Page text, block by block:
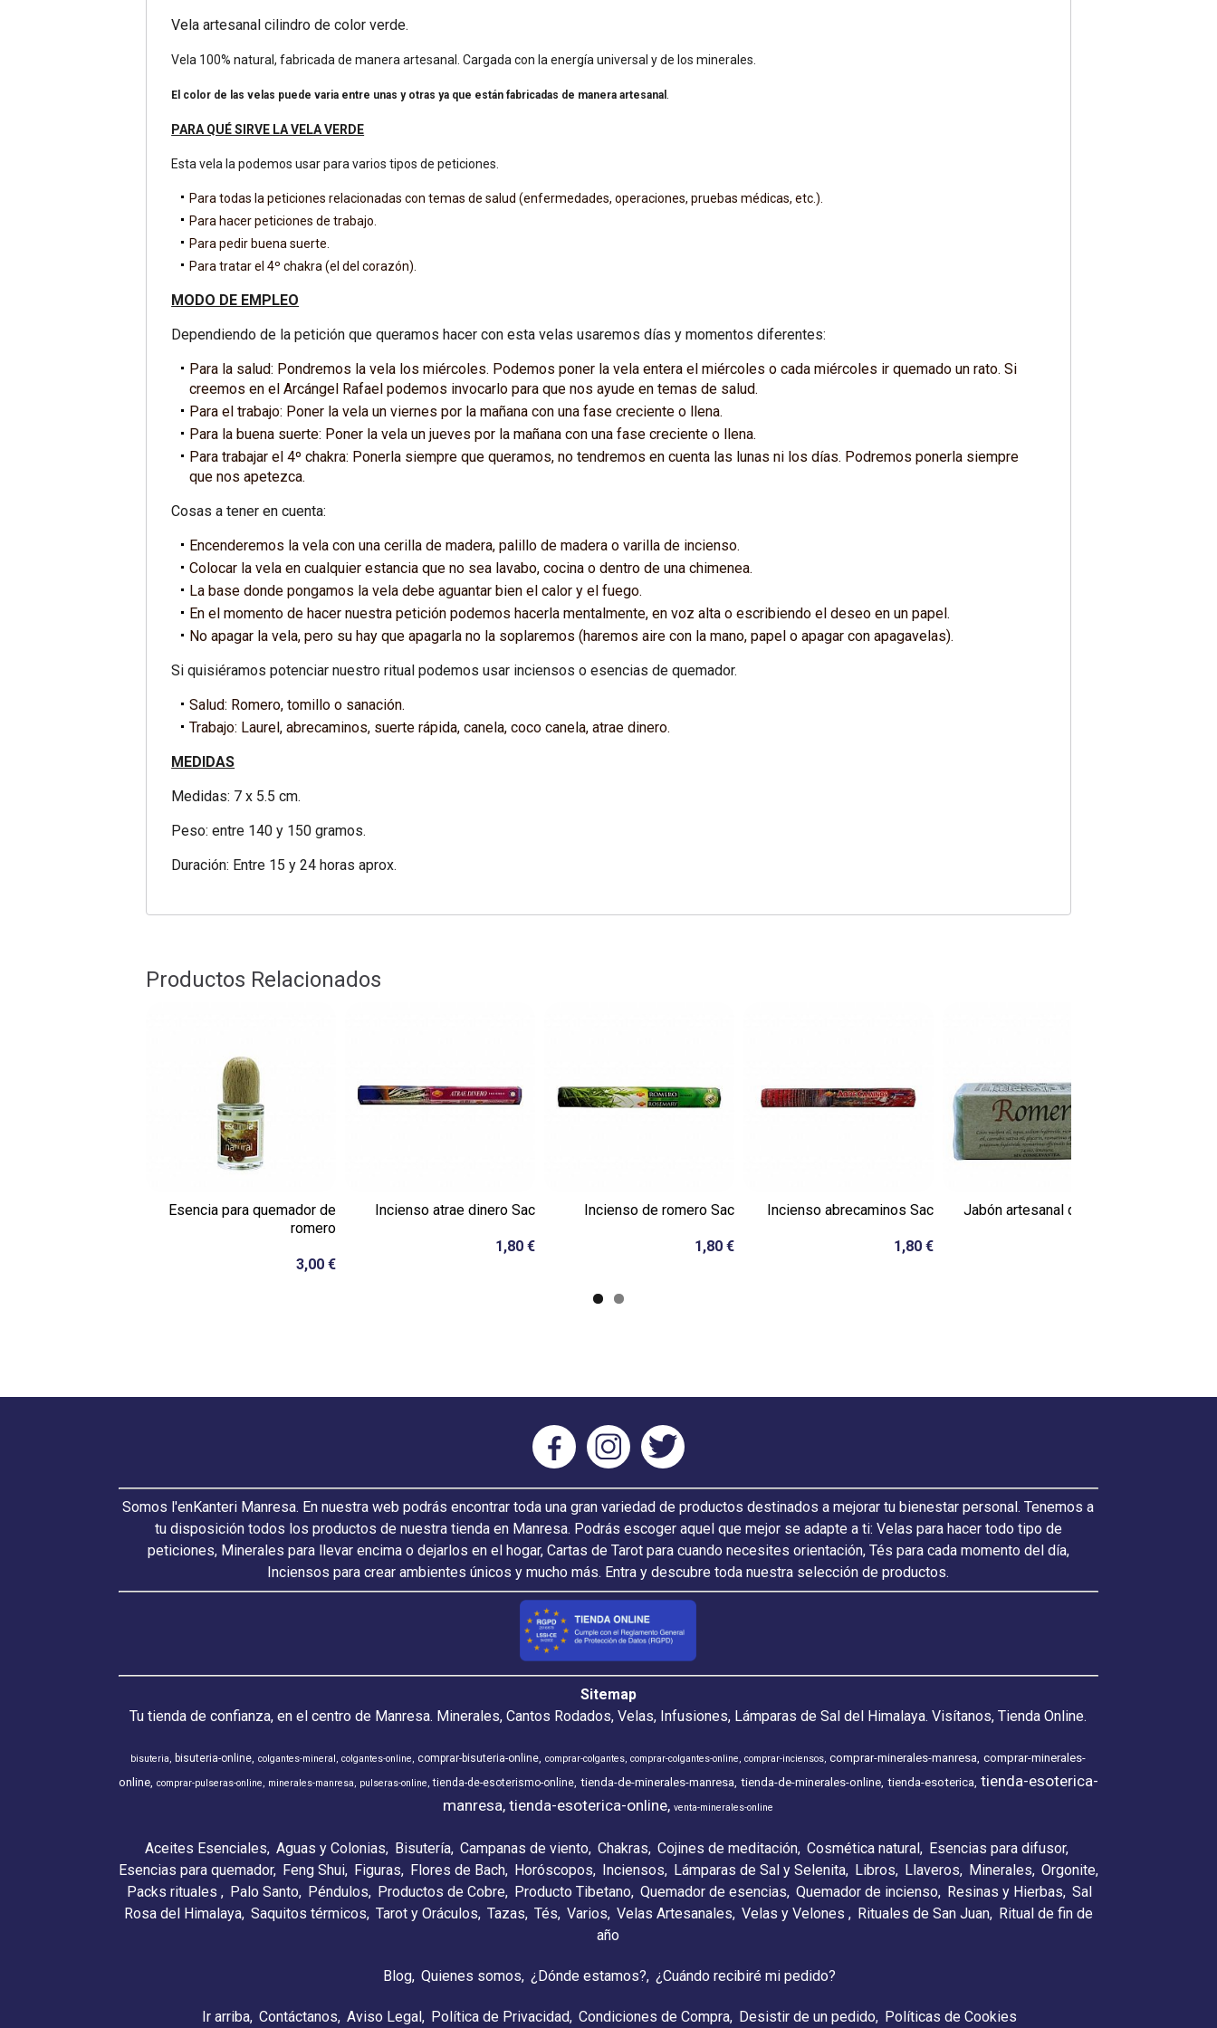
Vela artesanal cilindro de color verde.
Vela 100% natural, fabricada de manera artesanal. Cargada con la energía universal y de los minerales.
El color de las velas puede varia entre unas y otras ya que están fabricadas de manera artesanal
PARA QUÉ SIRVE LA VELA VERDE
Esta vela la podemos usar para varios tipos de peticiones.
Para todas la peticiones relacionadas con temas de salud (enfermedades, operaciones, pruebas médicas, etc.).
Para hacer peticiones de trabajo.
Para pedir buena suerte.
Para tratar el 4º chakra (el del corazón).
MODO DE EMPLEO
Dependiendo de la petición que queramos hacer con esta velas usaremos días y momentos diferentes:
Para la salud: Pondremos la vela los miércoles. Podemos poner la vela entera el miércoles o cada miércoles ir quemado un rato. Si
creemos en el Arcángel Rafael podemos invocarlo para que nos ayude en temas de salud.
Para el trabajo: Poner la vela un viernes por la mañana con una fase creciente o llena.
Para la buena suerte: Poner la vela un jueves por la mañana con una fase creciente o llena.
Para trabajar el 4º chakra: Ponerla siempre que queramos, no tendremos en cuenta las lunas ni los días. Podremos ponerla siempre
que nos apetezca.
Cosas a tener en cuenta:
Encenderemos la vela con una cerilla de madera, palillo de madera o varilla de incienso.
Colocar la vela en cualquier estancia que no sea lavabo, cocina o dentro de una chimenea.
La base donde pongamos la vela debe aguantar bien el calor y el fuego.
En el momento de hacer nuestra petición podemos hacerla mentalmente, en voz alta o escribiendo el deseo en un papel.
No apagar la vela, pero su hay que apagarla no la soplaremos (haremos aire con la mano, papel o apagar con apagavelas).
Si quisiéramos potenciar nuestro ritual podemos usar inciensos o esencias de quemador.
Salud: Romero, tomillo o sanación.
Trabajo: Laurel, abrecaminos, suerte rápida, canela, coco canela, atrae dinero.
MEDIDAS
Medidas: 7 x 5.5 cm.
Peso: entre 140 y 150 gramos.
Duración: Entre 15 y 24 horas aprox.
Productos Relacionados
Esencia para quemador de
romero
3,00 €
Incienso atrae dinero Sac
1,80 €
Incienso de romero Sac
1,80 €
Incienso abrecaminos Sac
1,80 €
Jabón artesanal de romero
Somos l'enKanteri Manresa. En nuestra web podrás encontrar toda una gran variedad de productos destinados a mejorar tu bienestar personal. Tenemos a
tu disposición todos los productos de nuestra tienda en Manresa. Podrás escoger aquel que mejor se adapte a ti: Velas para hacer todo tipo de
peticiones, Minerales para llevar encima o dejarlos en el hogar, Cartas de Tarot para cuando necesites orientación, Tés para cada momento del día,
Inciensos para crear ambientes únicos y mucho más. Entra y descubre toda nuestra selección de productos.
Sitemap
Tu tienda de confianza, en el centro de Manresa. Minerales, Cantos Rodados, Velas, Infusiones, Lámparas de Sal del Himalaya. Visítanos, Tienda Online.
bisuteria bisuteria-online colgantes-mineral colgantes-online comprar-bisuteria-online comprar-colgantes comprar-colgantes-online comprar-inciensos comprar-minerales-manresa comprar-minerales-
online comprar-pulseras-online minerales-manresa pulseras-online tienda-de-esoterismo-online tienda-de-minerales-manresa tienda-de-minerales-online tienda-esoterica tienda-esoterica-
manresa tienda-esoterica-online venta-minerales-online
Aceites Esenciales Aguas y Colonias Bisutería Campanas de viento Chakras Cojines de meditación Cosmética natural Esencias para difusor
Esencias para quemador Feng Shui Figuras Flores de Bach Horóscopos Inciensos Lámparas de Sal y Selenita Libros Llaveros Minerales Orgonite
Packs rituales Palo Santo Péndulos Productos de Cobre Producto Tibetano Quemador de esencias Quemador de incienso Resinas y Hierbas Sal
Rosa del Himalaya Saquitos térmicos Tarot y Oráculos Tazas Tés Varios Velas Artesanales Velas y Velones Rituales de San Juan Ritual de fin de
año
Blog Quienes somos ¿Dónde estamos? ¿Cuándo recibiré mi pedido?
Ir arriba Contáctanos Aviso Legal Política de Privacidad Condiciones de Compra Desistir de un pedido Políticas de Cookies